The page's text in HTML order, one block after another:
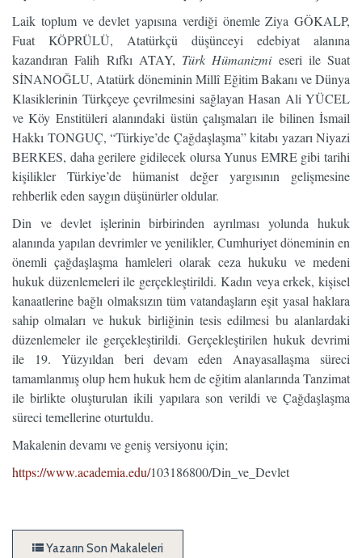
Laik toplum ve devlet yapısına verdiği önemle Ziya GÖKALP,
Fuat KÖPRÜLÜ, Atatürkçü düşünceyi edebiyat alanına
kazandıran Falih Rıfkı ATAY, Türk Hümanizmieseri ile Suat
SİNANOĞLU, Atatürk döneminin Millî Eğitim Bakanı ve Dünya
Klasiklerinin Türkçeye çevrilmesini sağlayan Hasan Ali YÜCEL
ve Köy Enstitüleri alanındaki üstün çalışmaları ile bilinen İsmail
Hakkı TONGUÇ, “Türkiye’de Çağdaşlaşma” kitabı yazarı Niyazi
BERKES, daha gerilere gidilecek olursa Yunus EMRE gibi tarihi
kişilikler Türkiye’de hümanist değer yargısının gelişmesine
rehberlik eden saygın düşünürler oldular.
Din ve devlet işlerinin birbirinden ayrılması yolunda hukuk
alanında yapılan devrimler ve yenilikler, Cumhuriyet döneminin en
önemli çağdaşlaşma hamleleri olarak ceza hukuku ve medeni
hukuk düzenlemeleri ile gerçekleştirildi. Kadın veya erkek, kişisel
kanaatlerine bağlı olmaksızın tüm vatandaşların eşit yasal haklara
sahip olmaları ve hukuk birliğinin tesis edilmesi bu alanlardaki
düzenlemeler ile gerçekleştirildi. Gerçekleştirilen hukuk devrimi
ile 19. Yüzyıldan beri devam eden Anayasallaşma süreci
tamamlanmış olup hem hukuk hem de eğitim alanlarında Tanzimat
ile birlikte oluşturulan ikili yapılara son verildi ve Çağdaşlaşma
süreci temellerine oturtuldu.
Makalenin devamı ve geniş versiyonu için;
https://www.academia.edu/103186800/Din_ve_Devlet
Yazarın Son Makaleleri